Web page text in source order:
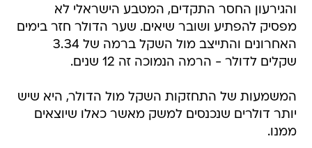
והגירעון החסר התקדים, המטבע הישראלי לא
מפסיק להפתיע ושובר שיאים. שער הדולר חזר בימים
האחרונים והתייצב מול השקל ברמה של 3.34
שקלים לדולר - הרמה הנמוכה זה 12 שנים.
המשמעות של התחזקות השקל מול הדולר, היא שיש
יותר דולרים שנכנסים למשק מאשר כאלו שיוצאים
ממנו.